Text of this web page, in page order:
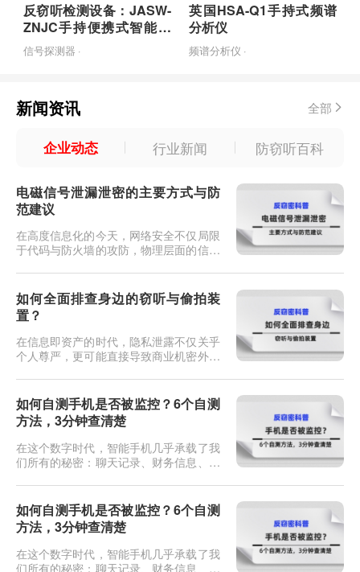
反窃听检测设备：JASW-
ZNJC手持便携式智能检
测设备
信号探测器 ·
英国HSA-Q1手持式频谱
分析仪
频谱分析仪 ·
新闻资讯 全部
企业动态 行业新闻 防窃听百科
电磁信号泄漏泄密的主要方式与防
范建议
在高度信息化的今天，网络安全不仅局限
于代码与防火墙的攻防，物理层面的信息
盘、浏览屏幕或传输文件时，电子设备在
工作过程中会产生电磁辐射。这些看似无
形的电磁波，如果不加防范，极易成为泄
密的隐形内鬼。这种通过截获和分析设备
电磁辐射来还原信息的窃密技术，在信息
安全领域被称为TEMPEST（瞬态...
如何全面排查身边的窃听与偷拍装
置？
在信息即资产的时代，隐私泄露不仅关乎
个人尊严，更可能直接导致商业机密外泄
已不是电影里那种粗笨的“纽扣式”发报
机，它们可能伪装成日常的插座、充电
头、烟雾报警器，甚至是一根普通的电源
线。当你直觉不对劲，或者即将进行一场
机密会谈时，如何像专业反间谍人员一
样，揪出那些潜伏在暗处的耳朵和眼
睛？...
如何自测手机是否被监控？6个自测
方法，3分钟查清楚
在这个数字时代，智能手机几乎承载了我
们所有的秘密：聊天记录、财务信息、行
监控，你的生活就如同在黑客面前裸奔。
最近后台收到不少私信，问的都是同一个
问题：我总觉得手机被人监控了，但又说
不上来哪里不对。说实话，大部分人的直
觉是准的。手机被监控这件事，不一定是
电影里那种特工级别的操作。更多时...
如何自测手机是否被监控？6个自测
方法，3分钟查清楚
在这个数字时代，智能手机几乎承载了我
们所有的秘密：聊天记录、财务信息、行